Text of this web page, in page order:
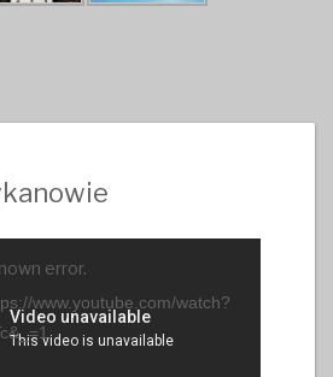
error.
www.youtube.com/watch?